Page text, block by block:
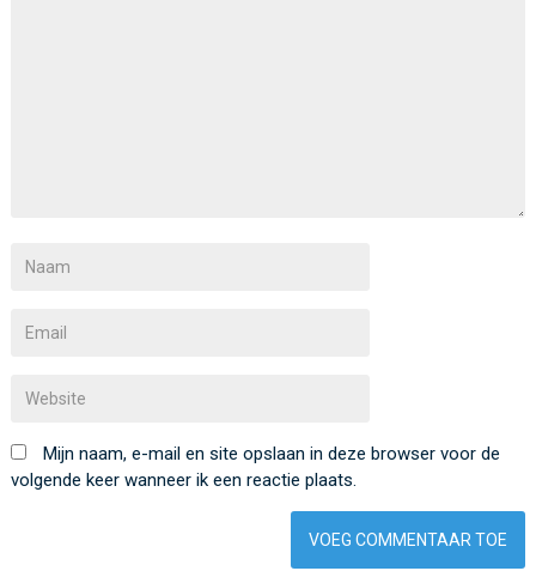
Mijn naam, e-mail en site opslaan in deze browser voor de
volgende keer wanneer ik een reactie plaats.